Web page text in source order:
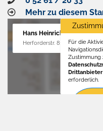
Mehr zu diesem
Hans Heinrichs GmbH
Herforderstr. 81, 32657 Lemgo
Für die
Zustimmung
Drittanbieter
erforderlich.